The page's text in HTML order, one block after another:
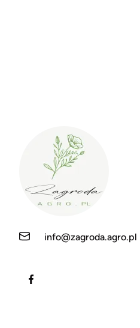
info@zagroda.agro.pl